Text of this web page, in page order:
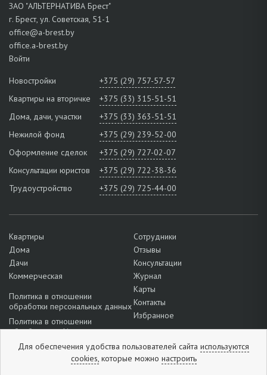
ЗАО "АЛЬТЕРНАТИВА Брест"
г. Брест, ул. Советская, 51-1
office@a-brest.by
office.a-brest.by
Войти
Новостройки
+375 (29) 757-57-57
Квартиры на вторичке
+375 (33) 315-51-51
Дома, дачи, участки
+375 (33) 363-51-51
Нежилой фонд
+375 (29) 239-52-00
Оформление сделок
+375 (29) 727-02-07
Консультации юристов
+375 (29) 722-38-36
Трудоустройство
+375 (29) 725-44-00
Квартиры
Дома
Дачи
Коммерческая
Политика в отношении
обработки персональных данных
Политика в отношении
обработки cookie
Подробнее о настройках файлов
Сотрудники
Отзывы
Консультации
Журнал
Карты
Контакты
Избранное
Для обеспечения удобства пользователей сайта используются
cookies,которые можно настроить